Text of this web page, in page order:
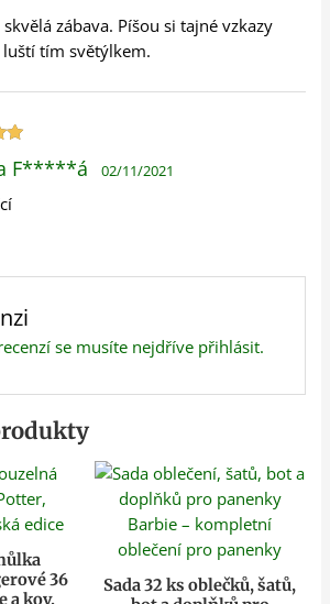
zábava. Píšou si tajné vzkazy
luští tím světýlkem.
F*****á 02/11/2021
se musíte nejdříve přihlásit.
36
a kov,
Sada 32 ks oblečků, šatů,